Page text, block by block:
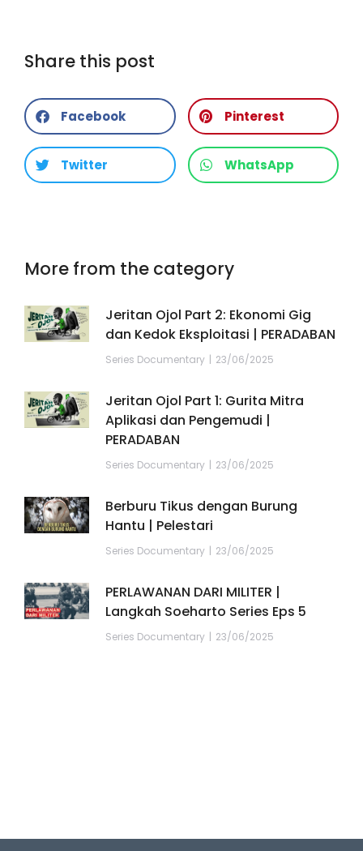
Share this post
Facebook Pinterest
Twitter WhatsApp
More from the category
Jeritan Ojol Part 2: Ekonomi Gig
dan Kedok Eksploitasi | PERADABAN
Series Documentary 23/06/2025
Jeritan Ojol Part 1: Gurita Mitra
Aplikasi dan Pengemudi |
PERADABAN
Series Documentary 23/06/2025
Berburu Tikus dengan Burung
Hantu | Pelestari
Series Documentary 23/06/2025
PERLAWANAN DARI MILITER |
Langkah Soeharto Series Eps 5
Series Documentary 23/06/2025